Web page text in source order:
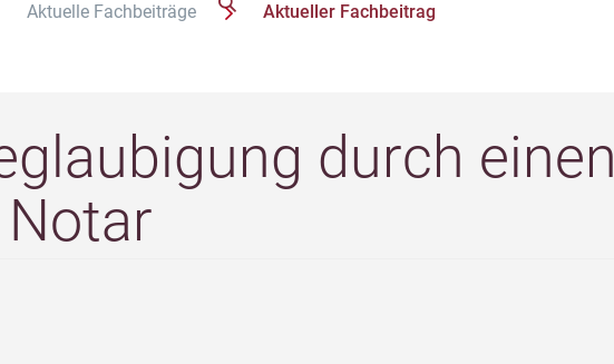
Aktuelle Fachbeiträge Aktueller Fachbeitrag
durch einen